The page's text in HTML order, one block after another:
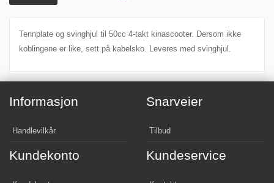
Tennplate og svinghjul til 50cc 4-takt kinascooter. Dersom ikke
koblingene er like, sett på kabelsko. Leveres med svinghjul.
Informasjon
Handlevilkår
Snarveier
Tilbud
Kundekonto Kundeservice